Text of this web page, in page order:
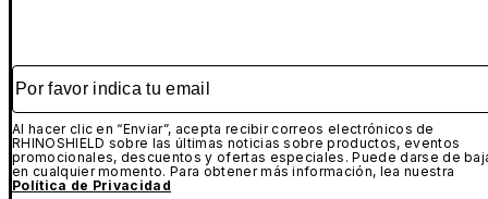
Por favor indica tu email
Al hacer clic en “Enviar”, acepta recibir correos electrónicos de
RHINOSHIELD sobre las últimas noticias sobre productos, eventos
promocionales, descuentos y ofertas especiales. Puede darse de
en cualquier momento. Para obtener más información, lea nuestra
Política de Privacidad